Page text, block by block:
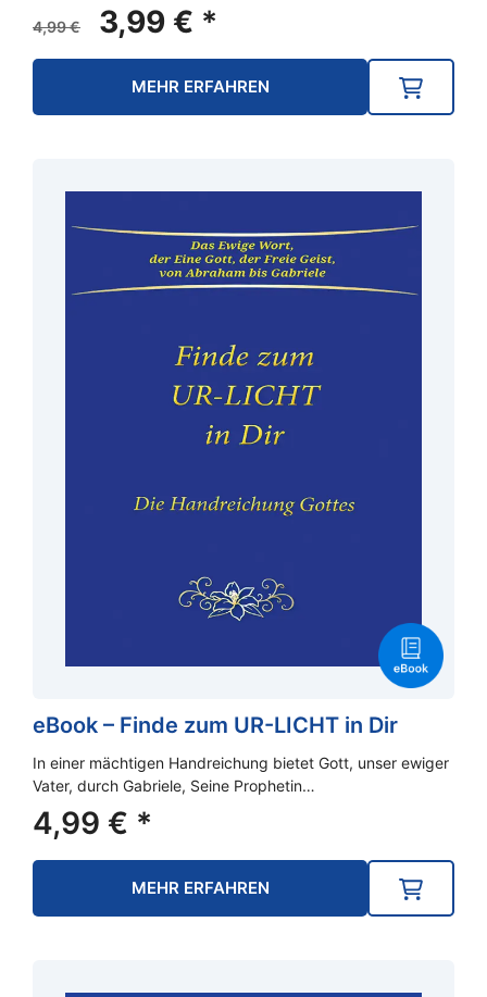
4,99€
Ursprünglicher
Preis
war:
4,99 €
3,99 € Aktueller
Preis
ist:
3,99 €.
*
MEHR ERFAHREN
eBook – Finde zum UR-LICHT in Dir
In einer mächtigen Handreichung bietet Gott, unser ewiger
Vater, durch Gabriele, Seine Prophetin…
4,99 € *
MEHR ERFAHREN